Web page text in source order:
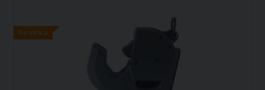
Novinka